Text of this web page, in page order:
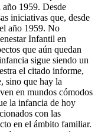
1959. Desde
iniciativas que, desde
año 1959. No
Infantil en
que aún quedan
sigue siendo un
el citado informe,
sino que hay la
en mundos cómodos
la infancia de hoy
con las
en el ámbito familiar.